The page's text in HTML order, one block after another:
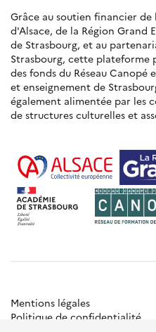
Grâce au soutien financier
d'Alsace, de la Région Grand
de Strasbourg, et au
Strasbourg, cette plateforme
des fonds du Réseau
et enseignement de
également alimentée par les
de structures culturelles et
Mentions légales
Politique de confidentialité